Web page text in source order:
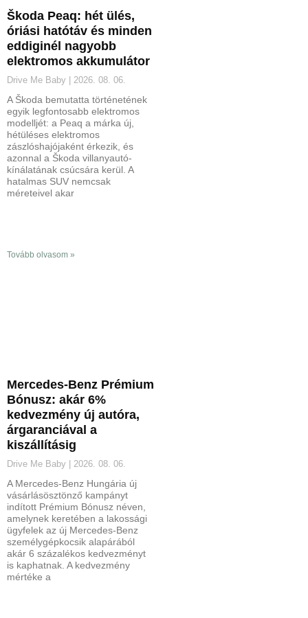
Škoda Peaq: hét ülés,
óriási hatótáv és minden
eddiginél nagyobb
elektromos akkumulátor
Drive Me Baby 2026. 08. 06.
A Škoda bemutatta történetének
egyik legfontosabb elektromos
modelljét: a Peaq a márka új,
hétüléses elektromos
zászlóshajójaként érkezik, és
azonnal a Škoda villanyautó-
kínálatának csúcsára kerül. A
hatalmas SUV nemcsak
méreteivel akar
Tovább olvasom »
Mercedes-Benz Prémium
Bónusz: akár 6%
kedvezmény új autóra,
árgaranciával a
kiszállításig
Drive Me Baby 2026. 08. 06.
A Mercedes-Benz Hungária új
vásárlásösztönző kampányt
indított Prémium Bónusz néven,
amelynek keretében a lakossági
ügyfelek az új Mercedes-Benz
személygépkocsik alapárából
akár 6 százalékos kedvezményt
is kaphatnak. A kedvezmény
mértéke a